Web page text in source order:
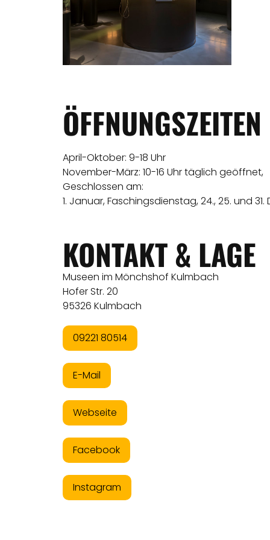
ÖFFNUNGSZEITEN
April-Oktober: 9-18 Uhr
November-März: 10-16 Uhr täglich geöffnet,
Geschlossen am:
1. Januar, Faschingsdienstag, 24., 25. und
KONTAKT & LAGE
Museen im Mönchshof Kulmbach
Hofer Str. 20
95326 Kulmbach
09221 80514
E-Mail
Webseite
Facebook
Instagram